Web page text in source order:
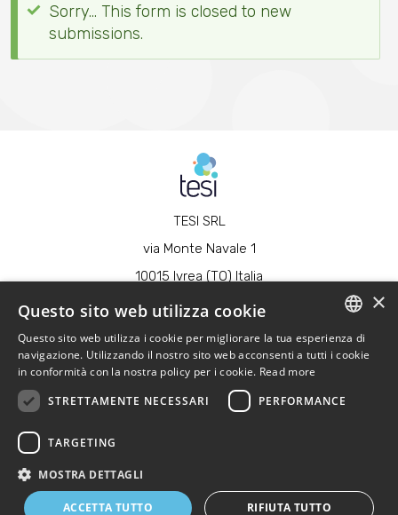
Messaggio
Sorry… This form is closed to new
submissions.
TESI SRL
via Monte Navale 1
10015 Ivrea (TO) Italia
t. +39 0125 64.10.21
P.IVA 01587580026
info@tesi-ivrea.com
Social
Menu
LinkedinFacebook
Youtube
Copyright © 2026 - Tesi SRL - All rights reserved
La società ha ricevuto benefici rientranti nel regime degli aiuti di
Stato e nel regime de minimis per i quali sussiste l’obbligo di
pubblicazione nel Registro Nazionale degli aiuti di Stato di cui all’art.
ENGLISH
×
Questo sito web utilizza cookie
Questo sito web utilizza i cookie per migliorare la tua esperienza di
navigazione. Utilizzando il nostro sito web acconsenti a tutti i cookie
in conformità con la nostra policy per i cookie. Read more
STRETTAMENTE NECESSARI
PERFORMANCE
TARGETING
MOSTRA DETTAGLI
ACCETTA TUTTO RIFIUTA TUTTO